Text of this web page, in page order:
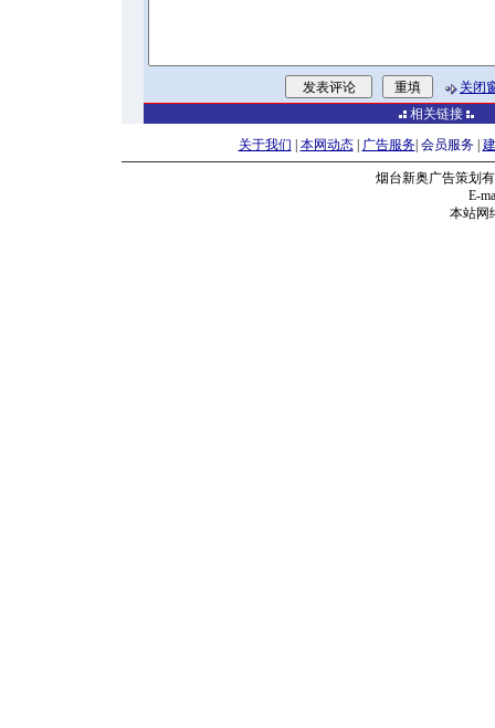
关闭
相关链接
关于我们
本网动态| 广告服务| 会员服务|
烟台新奥广告策划
E-
本站网